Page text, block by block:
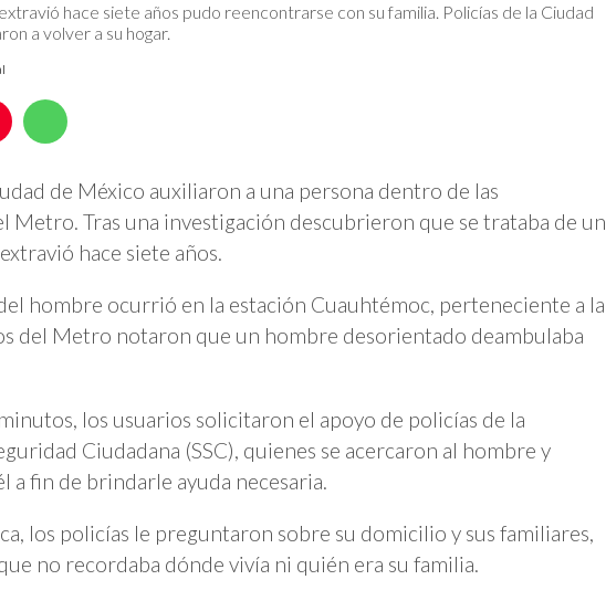
hace siete años pudo reencontrarse con su familia. Policías de la Ciudad
a volver a su hogar.
de México auxiliaron a una persona dentro de las
Metro. Tras una investigación descubrieron que se trataba de un
hace siete años.
hombre ocurrió en la estación Cuauhtémoc, perteneciente a la
del Metro notaron que un hombre desorientado deambulaba
los usuarios solicitaron el apoyo de policías de la
Ciudadana (SSC), quienes se acercaron al hombre y
a fin de brindarle ayuda necesaria.
los policías le preguntaron sobre su domicilio y sus familiares,
no recordaba dónde vivía ni quién era su familia.